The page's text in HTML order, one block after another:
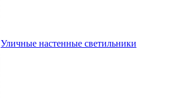
Уличные настенные светильники